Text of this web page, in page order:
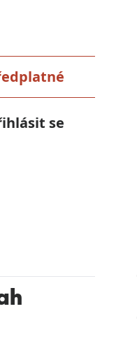
se